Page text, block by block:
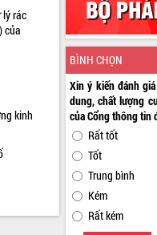
lý rác
của
kinh
BÌNH CHỌN
Xin ý kiến đánh
dung, chất lượng
của Cổng thông tin
Rất tốt
Tốt
Trung bình
Kém
Rất kém